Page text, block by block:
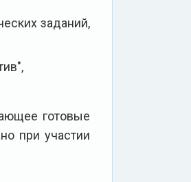
заданий,
готовые
при участии